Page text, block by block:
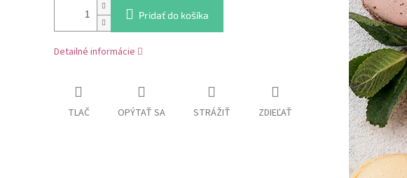
Pridať do košíka
Detailné informácie
TLAČ OPÝTAŤ SA STRÁŽIŤ ZDIEĽAŤ